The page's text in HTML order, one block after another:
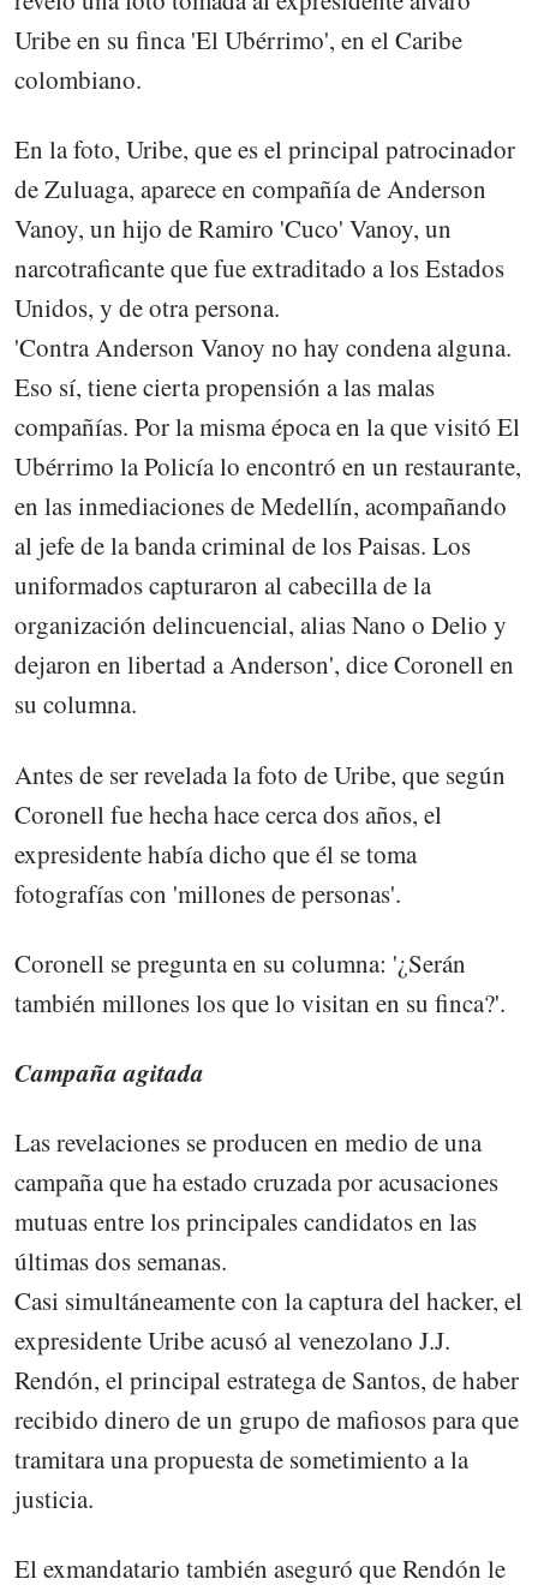
Uribe en su finca 'El Ubérrimo', en el Caribe
colombiano.
En la foto, Uribe, que es el principal patrocinador
de Zuluaga, aparece en compañía de Anderson
Vanoy, un hijo de Ramiro 'Cuco' Vanoy, un
narcotraficante que fue extraditado a los Estados
Unidos, y de otra persona.
'Contra Anderson Vanoy no hay condena alguna.
Eso sí, tiene cierta propensión a las malas
compañías. Por la misma época en la que visitó El
Ubérrimo la Policía lo encontró en un restaurante,
en las inmediaciones de Medellín, acompañando
al jefe de la banda criminal de los Paisas. Los
uniformados capturaron al cabecilla de la
organización delincuencial, alias Nano o Delio y
dejaron en libertad a Anderson', dice Coronell en
su columna.
Antes de ser revelada la foto de Uribe, que según
Coronell fue hecha hace cerca dos años, el
expresidente había dicho que él se toma
fotografías con 'millones de personas'.
Coronell se pregunta en su columna: '¿Serán
también millones los que lo visitan en su finca?'.
Campaña agitada
Las revelaciones se producen en medio de una
campaña que ha estado cruzada por acusaciones
mutuas entre los principales candidatos en las
últimas dos semanas.
Casi simultáneamente con la captura del hacker, el
expresidente Uribe acusó al venezolano J.J.
Rendón, el principal estratega de Santos, de haber
recibido dinero de un grupo de mafiosos para que
tramitara una propuesta de sometimiento a la
justicia.
El exmandatario también aseguró que Rendón le